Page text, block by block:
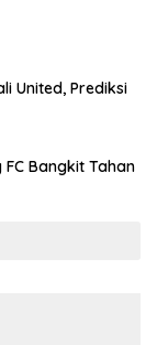
United, Prediksi
Bangkit Tahan